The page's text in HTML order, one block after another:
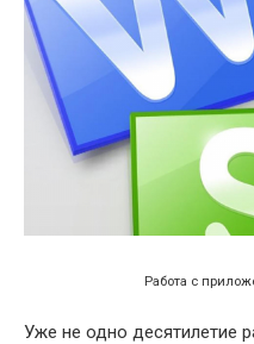
Работа с
Уже не одно десятилетие